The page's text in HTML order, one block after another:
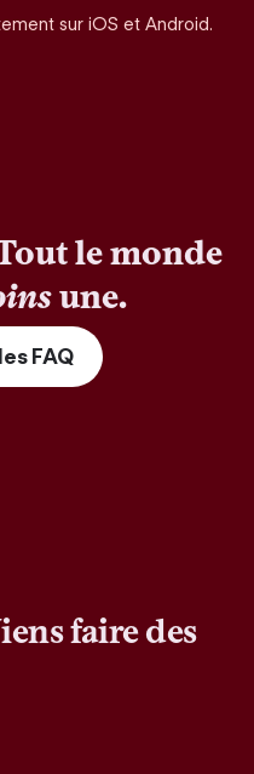
sur iOS et Android.
le monde
une.
FAQ
faire des